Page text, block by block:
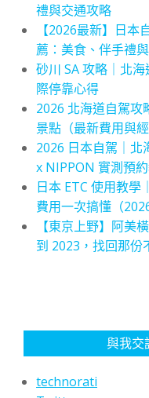
禮與交通攻略
【2026最新】日
薦：美食、伴手禮
砂川 SA 攻略｜北
際停靠心得
2026 北海道自駕攻
景點（最新費用與經
2026 日本自駕｜北
x NIPPON 實測預
日本 ETC 使用教學
費用一次搞懂（2026
【東京上野】阿美
到 2023，找回那份
與我交
technorati